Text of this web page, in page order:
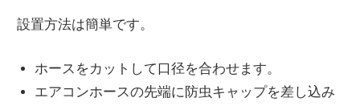
設置方法は簡単です。
ホースをカットして口径を合わせます。
エアコンホースの先端に防虫キャップを差し込み